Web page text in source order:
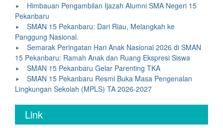
Himbauan Pengambilan Ijazah Alumni SMA Negeri 15
Pekanbaru
SMAN 15 Pekanbaru: Dari Riau, Melangkah ke
Panggung Nasional.
Semarak Peringatan Hari Anak Nasional 2026 di SMAN
15 Pekanbaru: Ramah Anak dan Ruang Ekspresi Siswa
SMAN 15 Pekanbaru Gelar Parenting TKA
SMAN 15 Pekanbaru Resmi Buka Masa Pengenalan
Lingkungan Sekolah (MPLS) TA 2026-2027
Link